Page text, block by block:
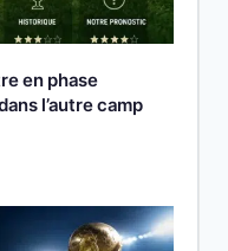
en phase
l’autre camp